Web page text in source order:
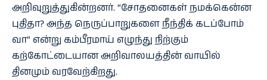
அறிவுறுத்துகின்றனர். “சோதனைகள் நமக்கென்ன
புதிதா? அந்த நெருப்பாறுகளை நீந்திக் கடப்போம்
வா” என்று கம்பீரமாய் எழுந்து நிற்கும்
கற்கோட்டையான அறிவாலயத்தின் வாயில்
தினமும் வரவேற்கிறது.